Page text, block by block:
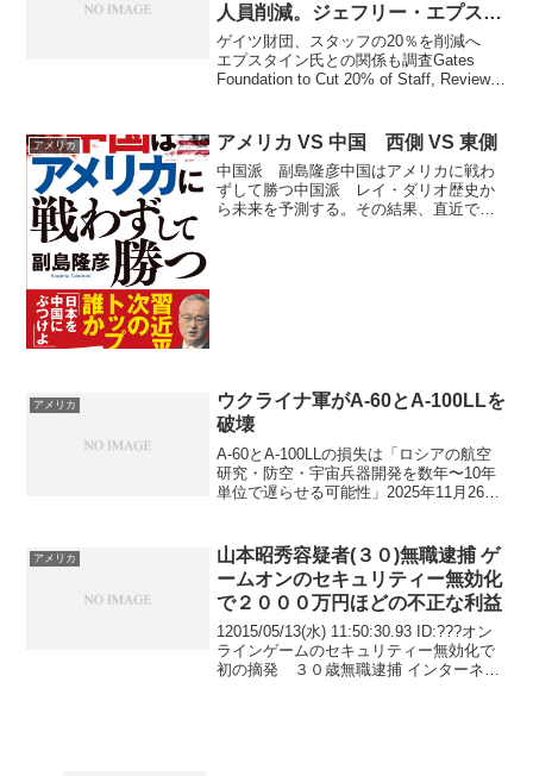
人員削減。ジェフリー・エプスタ
インとの関わりについて外部機関
による調査を開始
ゲイツ財団、スタッフの20％を削減へ
エプスタイン氏との関係も調査Gates
Foundation to Cut 20% of Staff, Review
アメリカ アメリカ VS 中国 西側 VS 東側
中国派 副島隆彦中国はアメリカに戦わ
ずして勝つ中国派 レイ・ダリオ歴史か
ら未来を予測する。その結果、直近では
アメリカ
ウクライナ軍がA-60とA-100LLを
破壊
A-60とA-100LLの損失は「ロシアの航空
研究・防空・宇宙兵器開発を数年〜10年
単位で遅らせる可能性」2025年11月26
致命的？2025年11月25日...
アメリカ
山本昭秀容疑者(３０)無職逮捕 ゲ
ームオンのセキュリティー無効化
で２０００万円ほどの不正な利益
12015/05/13(水) 11:50:30.93 ID:???オン
ラインゲームのセキュリティー無効化で
初の摘発 ３０歳無職逮捕 インターネッ